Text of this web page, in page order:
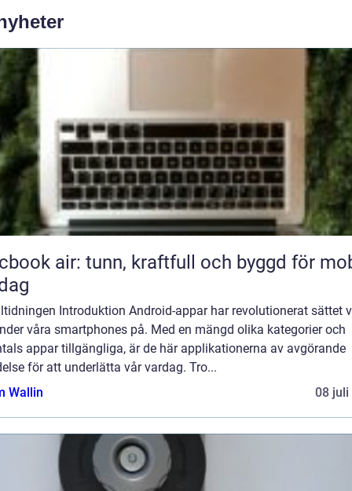
air: tunn, kraftfull och byggd för
Introduktion Android-appar har revolutionerat sättet
våra smartphones på. Med en mängd olika kategorier och
appar tillgängliga, är de här applikationerna av avgörande
för att underlätta vår vardag. Tro...
Wallin
08 juli